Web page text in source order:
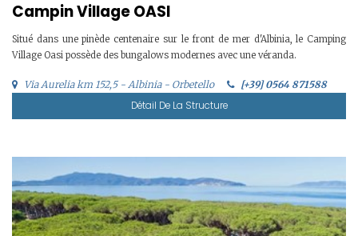
Campin Village OASI
Situé dans une pinède centenaire sur le front de mer d'Albinia, le Camping
Village Oasi possède des bungalows modernes avec une véranda.
Via Aurelia km 152,5 - Albinia - Orbetello [+39] 0564 871588
Détail De La Structure